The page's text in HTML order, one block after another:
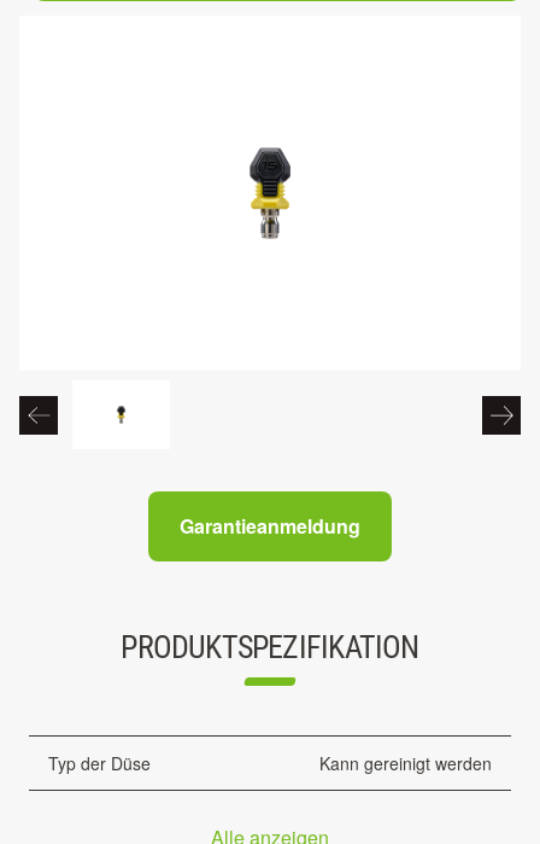
Garantieanmeldung
PRODUKTSPEZIFIKATION
Typ der Düse Kann gereinigt werden
Alle anzeigen